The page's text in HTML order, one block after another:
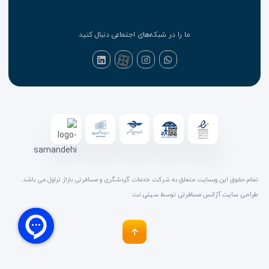
ما را در شبکه‌های اجتماعی دنبال کنید
تمام حقوق این وبسایت متعلق به شرکت خدمات گردشگری و مسافرتی باراژ تراول می باشد.
طراحی سایت آژانس مسافرتی توسط سیتی نت